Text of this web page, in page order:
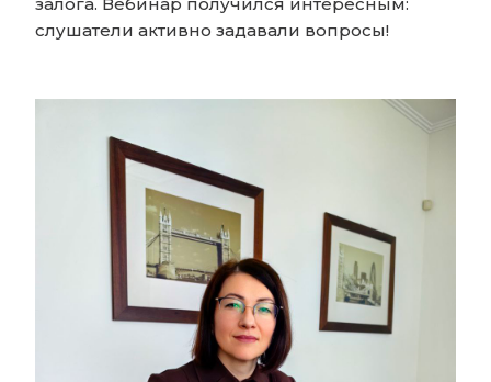
залога. Вебинар получился интересным:
слушатели активно задавали вопросы!